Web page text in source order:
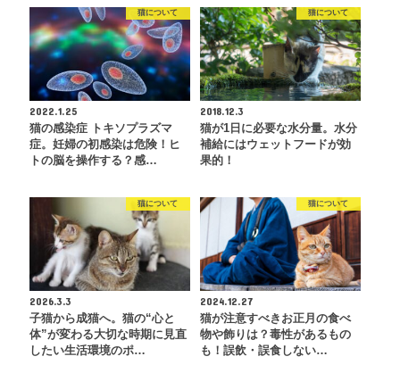
猫について
2022.1.25
猫の感染症 トキソプラズマ
症。妊婦の初感染は危険！ヒ
トの脳を操作する？感…
猫について
2018.12.3
猫が1日に必要な水分量。水分
補給にはウェットフードが効
果的！
猫について
2026.3.3
子猫から成猫へ。猫の“心と
体”が変わる大切な時期に見直
したい生活環境のポ…
猫について
2024.12.27
猫が注意すべきお正月の食べ
物や飾りは？毒性があるもの
も！誤飲・誤食しない…